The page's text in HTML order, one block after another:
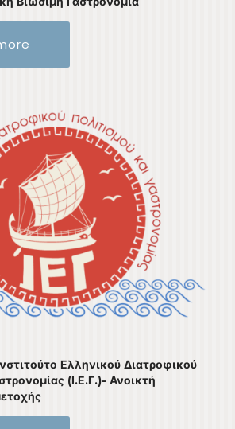
Ελληνικού Διατροφικού
(Ι.Ε.Γ.)- Ανοικτή